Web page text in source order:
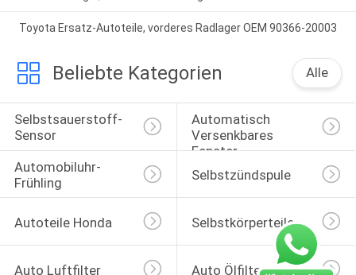
Toyota Ersatz-Autoteile, vorderes Radlager OEM 90366-20003
Beliebte Kategorien Alle
Selbstsauerstoff-
Sensor
Automatisch
Versenkbares
Fenster-
Selbstschalter
Automobiluhr-
Frühling
Selbstzündspule
Autoteile Honda Selbstkörperteile
Auto Luftfilter Auto Ölfilter